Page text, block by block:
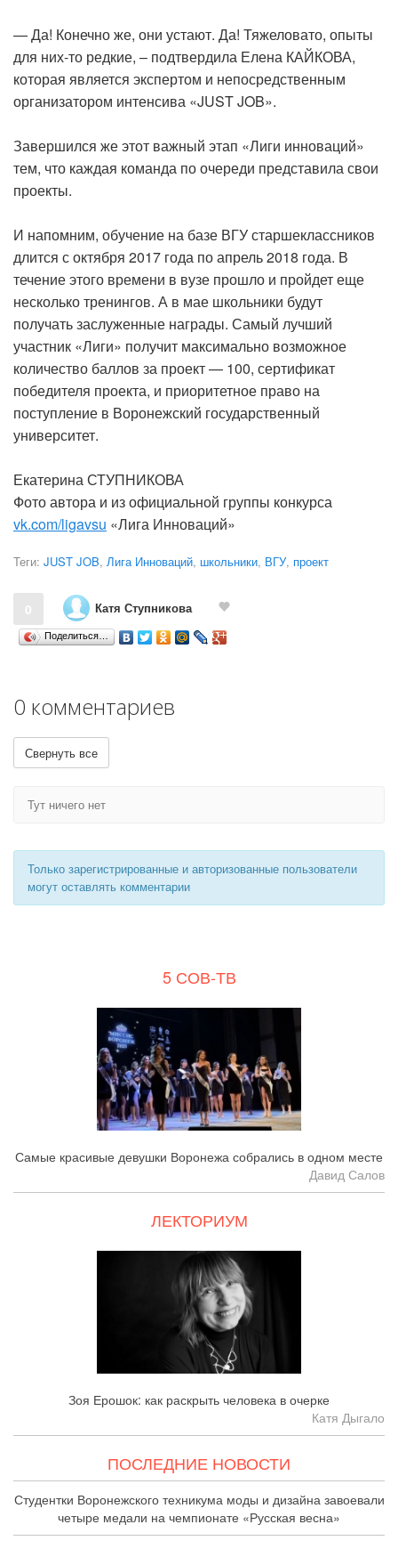
— Да! Конечно же, они устают. Да! Тяжеловато, опыты
для них-то редкие, – подтвердила Елена КАЙКОВА,
которая является экспертом и непосредственным
организатором интенсива «JUST JOB».
Завершился же этот важный этап «Лиги инноваций»
тем, что каждая команда по очереди представила свои
проекты.
И напомним, обучение на базе ВГУ старшеклассников
длится с октября 2017 года по апрель 2018 года. В
течение этого времени в вузе прошло и пройдет еще
несколько тренингов. А в мае школьники будут
получать заслуженные награды. Самый лучший
участник «Лиги» получит максимально возможное
количество баллов за проект — 100, сертификат
победителя проекта, и приоритетное право на
поступление в Воронежский государственный
университет.
Екатерина СТУПНИКОВА
Фото автора и из официальной группы конкурса
vk.com/ligavsu «Лига Инноваций»
Теги: JUST JOB, Лига Инноваций, школьники, ВГУ, проект
0 Катя Ступникова
Поделиться…
0 комментариев
Свернуть все
Тут ничего нет
Только зарегистрированные и авторизованные пользователи
могут оставлять комментарии
5 СОВ-ТВ
Самые красивые девушки Воронежа собрались в одном месте
Давид Салов
ЛЕКТОРИУМ
Зоя Ерошок: как раскрыть человека в очерке
Катя Дыгало
ПОСЛЕДНИЕ НОВОСТИ
Студентки Воронежского техникума моды и дизайна завоевали
четыре медали на чемпионате «Русская весна»